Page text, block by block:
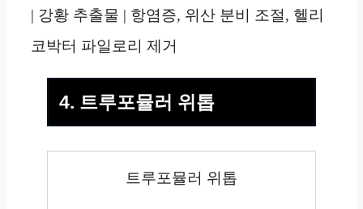
| 강황 추출물 | 항염증, 위산 분비 조절, 헬리
코박터 파일로리 제거
4. 트루포뮬러 위톱
트루포뮬러 위톱